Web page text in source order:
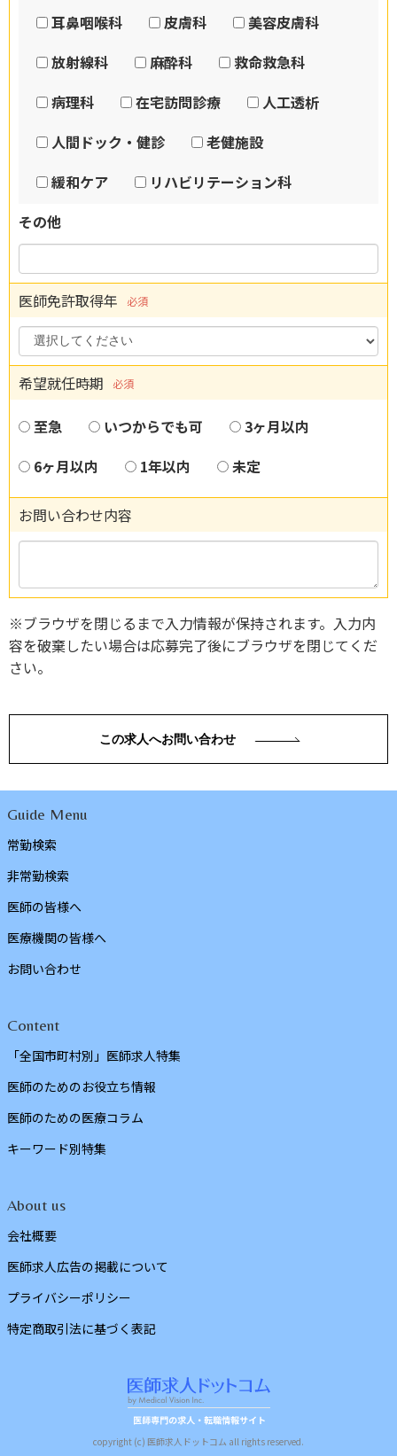
耳鼻咽喉科
皮膚科
美容皮膚科
放射線科
麻酔科
救命救急科
病理科
在宅訪問診療
人工透析
人間ドック・健診
老健施設
緩和ケア
リハビリテーション科
その他
医師免許取得年 必須
希望就任時期 必須
至急 いつからでも可
3ヶ月以内
6ヶ月以内
1年以内 未定
お問い合わせ内容
※ブラウザを閉じるまで入力情報が保持されます。入力内
容を破棄したい場合は応募完了後にブラウザを閉じてくだ
さい。
この求人へお問い合わせ
Guide Menu
常勤検索
非常勤検索
医師の皆様へ
医療機関の皆様へ
お問い合わせ
Content
「全国市町村別」医師求人特集
医師のためのお役立ち情報
医師のための医療コラム
キーワード別特集
About us
会社概要
医師求人広告の掲載について
プライバシーポリシー
特定商取引法に基づく表記
copyright (c) 医師求人ドットコム all rights reserved.